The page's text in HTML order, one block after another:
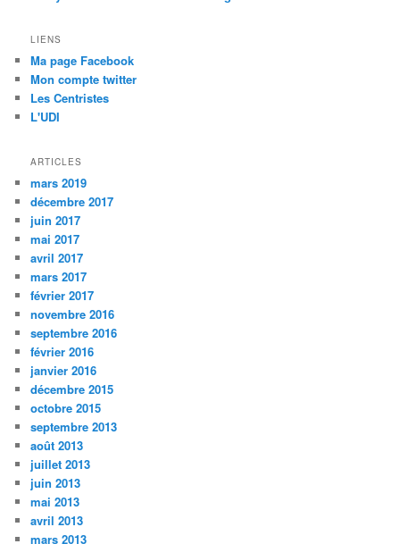
LIENS
Ma page Facebook
Mon compte twitter
Les Centristes
L'UDI
ARTICLES
mars 2019
décembre 2017
juin 2017
mai 2017
avril 2017
mars 2017
février 2017
novembre 2016
septembre 2016
février 2016
janvier 2016
décembre 2015
octobre 2015
septembre 2013
août 2013
juillet 2013
juin 2013
mai 2013
avril 2013
mars 2013